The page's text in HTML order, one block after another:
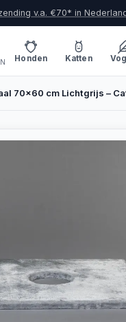
v.a. €70* in
Honden Katten
70x60 cm Lichtgrijs –